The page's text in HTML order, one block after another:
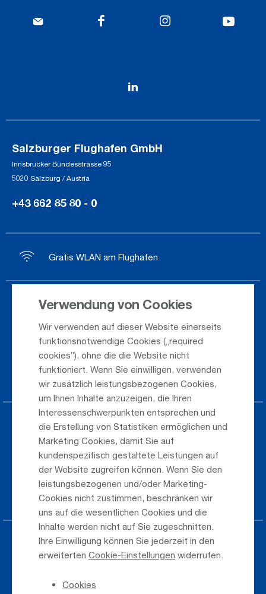
Verwendung von Cookies
Wir verwenden auf dieser Website einerseits
funktionsnotwendige Cookies („required
cookies”), ohne die die Website nicht
funktioniert. Wenn Sie einwilligen, verwenden
wir zusätzlich leistungsbezogenen Cookies,
um Ihnen Inhalte anzuzeigen, die Ihren
Interessenschwerpunkten entsprechen und
die Erstellung von Statistiken ermöglichen und
Marketing Cookies, damit Sie auf
kundenspezifisch gestaltete Leistungen auf
der Website zugreifen können. Wenn Sie den
leistungsbezogenen und/oder Marketing-
Cookies nicht zustimmen, beschränken wir
uns auf die wesentlichen Cookies und die
Inhalte werden nicht auf Sie zugeschnitten.
Ihre Einwilligung können Sie jederzeit in den
erweiterten Cookie-Einstellungen widerrufen.
Cookies
Salzburger Flughafen GmbH
Innsbrucker Bundesstrasse 95
5020 Salzburg / Austria
+43 662 85 80 - 0
Gratis WLAN am Flughafen
Ankunft / Abflug
Saisonflugplan
Webcam
Anreise
Parken am Airport
Öffentlicher Verkehr
Taxi & Shuttle Transfer
Jobs & Karriere
Presse
Telefonverzeichnis